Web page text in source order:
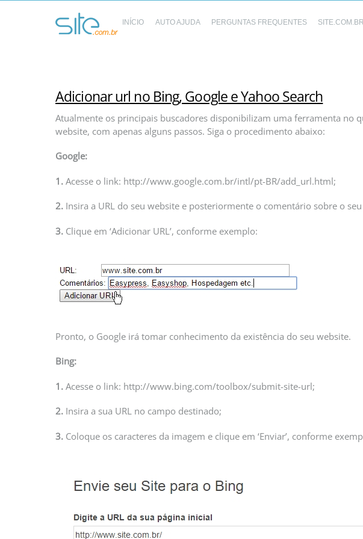
INÍCIO AUTO AJUDA PERGUNTAS FREQUENTES SITE.COM.BR
Adicionar url no Bing, Google e Yahoo Search
Atualmente os principais buscadores disponibilizam uma ferramenta no
website, com apenas alguns passos. Siga o procedimento abaixo:
Google:
1. Acesse o link: http://www.google.com.br/intl/pt-BR/add_url.html;
2. Insira a URL do seu website e posteriormente o comentário sobre o
3. Clique em ‘Adicionar URL’, conforme exemplo:
Pronto, o Google irá tomar conhecimento da existência do seu website.
Bing:
1. Acesse o link: http://www.bing.com/toolbox/submit-site-url;
2. Insira a sua URL no campo destinado;
3. Coloque os caracteres da imagem e clique em ‘Enviar’, conforme